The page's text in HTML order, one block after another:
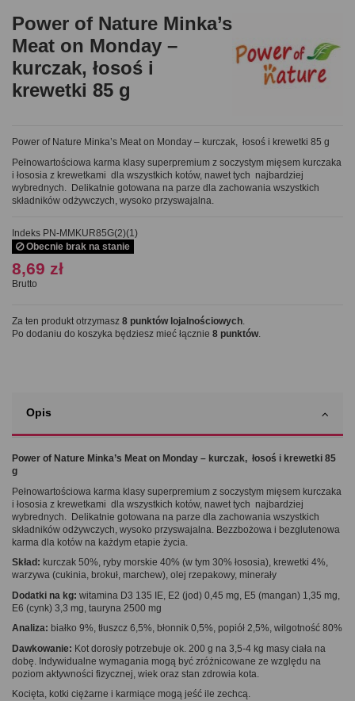
Power of Nature Minka’s
Meat on Monday –
kurczak, łosoś i
krewetki 85 g
Power of Nature Minka’s Meat on Monday – kurczak, łosoś i krewetki 85 g
Pełnowartościowa karma klasy superpremium z soczystym mięsem kurczaka
i łososia z krewetkami dla wszystkich kotów, nawet tych najbardziej
wybrednych. Delikatnie gotowana na parze dla zachowania wszystkich
składników odżywczych, wysoko przyswajalna.
Indeks PN-MMKUR85G(2)(1)
Obecnie brak na stanie
8,69 zł
Brutto
Za ten produkt otrzymasz 8 punktów lojalnościowych.
Po dodaniu do koszyka będziesz mieć łącznie 8 punktów.
Opis
Power of Nature Minka’s Meat on Monday – kurczak, łosoś i krewetki 85
g
Pełnowartościowa karma klasy superpremium z soczystym mięsem kurczaka
i łososia z krewetkami dla wszystkich kotów, nawet tych najbardziej
wybrednych. Delikatnie gotowana na parze dla zachowania wszystkich
składników odżywczych, wysoko przyswajalna. Bezzbożowa i bezglutenowa
karma dla kotów na każdym etapie życia.
Skład: kurczak 50%, ryby morskie 40% (w tym 30% łososia), krewetki 4%,
warzywa (cukinia, brokuł, marchew), olej rzepakowy, minerały
Dodatki na kg: witamina D3 135 IE, E2 (jod) 0,45 mg, E5 (mangan) 1,35 mg,
E6 (cynk) 3,3 mg, tauryna 2500 mg
Analiza: białko 9%, tłuszcz 6,5%, błonnik 0,5%, popiół 2,5%, wilgotność 80%
Dawkowanie: Kot dorosły potrzebuje ok. 200 g na 3,5-4 kg masy ciała na
dobę. Indywidualne wymagania mogą być zróżnicowane ze względu na
poziom aktywności fizycznej, wiek oraz stan zdrowia kota.
Kocięta, kotki ciężarne i karmiące mogą jeść ile zechcą.